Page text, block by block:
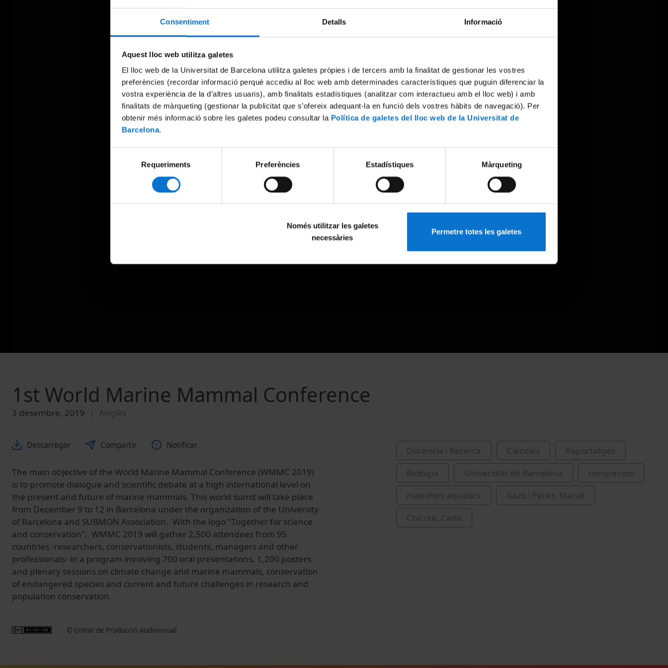
Consentiment Detalls Informació
Aquest lloc web utilitza galetes
El lloc web de la Universitat de Barcelona utilitza galetes pròpies i de tercers amb la finalitat de gestionar les vostres
preferències (recordar informació perquè accediu al lloc web amb determinades característiques que puguin diferenciar la
vostra experiència de la d’altres usuaris), amb finalitats estadístiques (analitzar com interactueu amb el lloc web) i amb
finalitats de màrqueting (gestionar la publicitat que s’ofereix adequant-la en funció dels vostres hàbits de navegació). Per
obtenir més informació sobre les galetes podeu consultar la Política de galetes del lloc web de la Universitat de
Barcelona.
Requeriments Preferències Estadístiques Màrqueting
Només utilitzar les galetes
necessàries
Permetre totes les galetes
Try again
1st World Marine Mammal Conference
3 desembre, 2019 Anglès
Descarregar Compartir Notificar
The main objective of the World Marine Mammal Conference (WMMC 2019)
is to promote dialogue and scientific debate at a high international level on
the present and future of marine mammals. This world sumit will take place
from December 9 to 12 in Barcelona under the organization of the University
of Barcelona and SUBMON Association. With the logo "Together for science
and conservation", WMMC 2019 will gather 2,500 attendees from 95
countries -researchers, conservationists, students, managers and other
professionals- in a program involving 700 oral presentations, 1,200 posters
and plenary sessions on climate change and marine mammals, conservation
of endangered species and current and future challenges in research and
population conservation.
© Unitat de Producció Audiovisual
Docència i Recerca Ciències
Reportatges
Biologia
Universitat de Barcelona
congressos
mamífers aquàtics
Gazo i Pérez, Manel
Chicote, Carla